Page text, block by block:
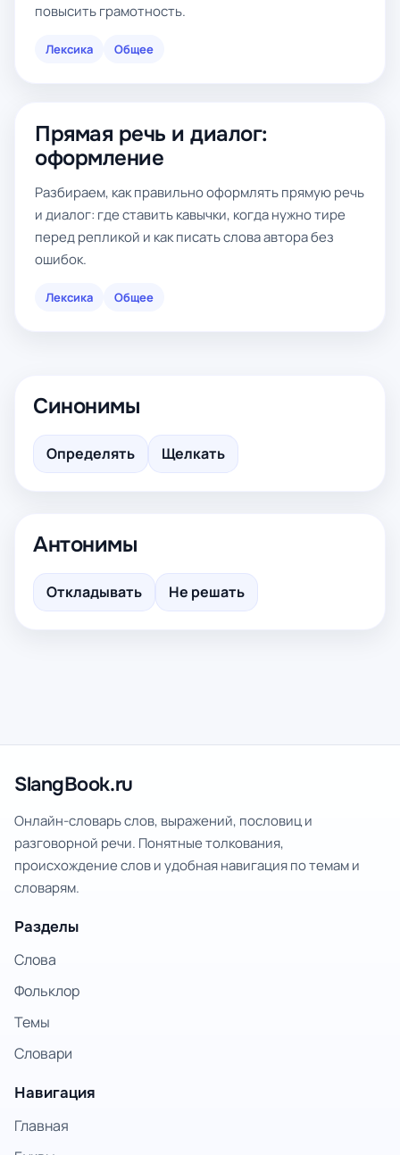
повысить грамотность.
Лексика Общее
Прямая речь и диалог:
оформление
Разбираем, как правильно оформлять прямую речь
и диалог: где ставить кавычки, когда нужно тире
перед репликой и как писать слова автора без
ошибок.
Лексика Общее
Синонимы
Определять Щелкать
Антонимы
Откладывать Не решать
SlangBook.ru
Онлайн-словарь слов, выражений, пословиц и
разговорной речи. Понятные толкования,
происхождение слов и удобная навигация по темам и
словарям.
Разделы
Слова
Фольклор
Темы
Словари
Навигация
Главная